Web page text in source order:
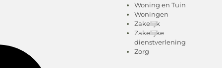
Woning en Tuin
Woningen
Zakelijk
Zakelijke
dienstverlening
Zorg